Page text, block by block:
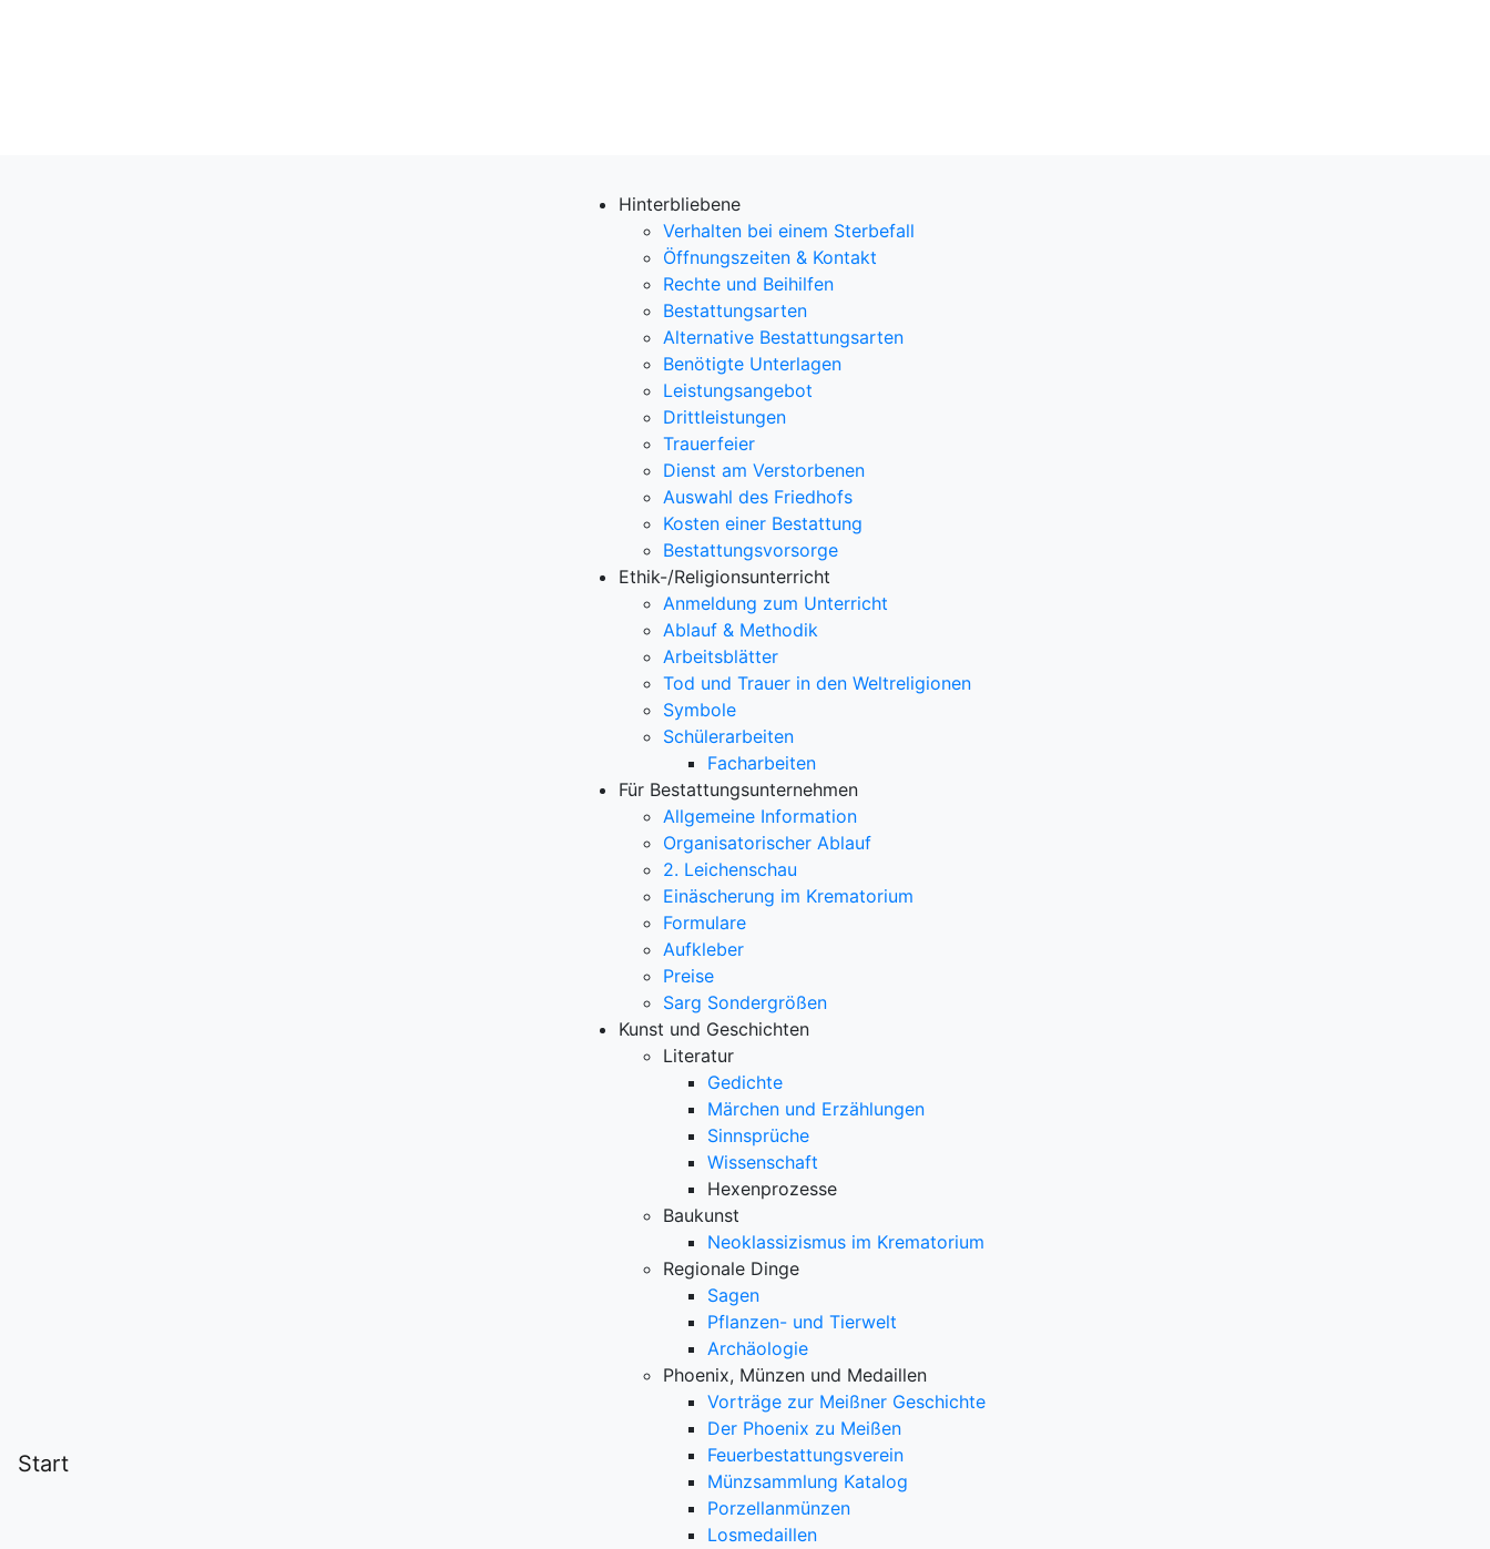
Start
Hinterbliebene
Verhalten bei einem Sterbefall
Öffnungszeiten & Kontakt
Rechte und Beihilfen
Bestattungsarten
Alternative Bestattungsarten
Benötigte Unterlagen
Leistungsangebot
Drittleistungen
Trauerfeier
Dienst am Verstorbenen
Auswahl des Friedhofs
Kosten einer Bestattung
Bestattungsvorsorge
Ethik-/Religionsunterricht
Anmeldung zum Unterricht
Ablauf & Methodik
Arbeitsblätter
Tod und Trauer in den Weltreligionen
Symbole
Schülerarbeiten
Facharbeiten
Für Bestattungsunternehmen
Allgemeine Information
Organisatorischer Ablauf
2. Leichenschau
Einäscherung im Krematorium
Formulare
Aufkleber
Preise
Sarg Sondergrößen
Kunst und Geschichten
Literatur
Gedichte
Märchen und Erzählungen
Sinnsprüche
Wissenschaft
Hexenprozesse
Baukunst
Neoklassizismus im Krematorium
Regionale Dinge
Sagen
Pflanzen- und Tierwelt
Archäologie
Phoenix, Münzen und Medaillen
Vorträge zur Meißner Geschichte
Der Phoenix zu Meißen
Feuerbestattungsverein
Münzsammlung Katalog
Porzellanmünzen
Losmedaillen